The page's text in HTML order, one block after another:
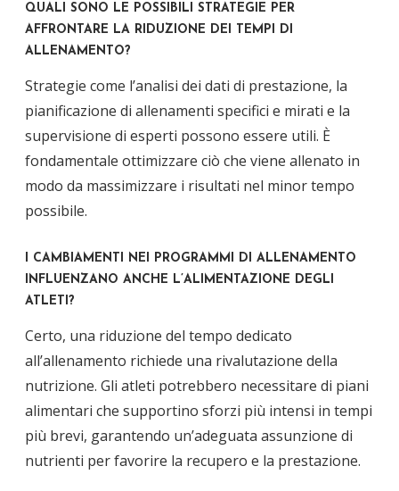
QUALI SONO LE POSSIBILI STRATEGIE PER
AFFRONTARE LA RIDUZIONE DEI TEMPI DI
ALLENAMENTO?
Strategie come l’analisi dei dati di prestazione, la
pianificazione di allenamenti specifici e mirati e la
supervisione di esperti possono essere utili. È
fondamentale ottimizzare ciò che viene allenato in
modo da massimizzare i risultati nel minor tempo
possibile.
I CAMBIAMENTI NEI PROGRAMMI DI ALLENAMENTO
INFLUENZANO ANCHE L’ALIMENTAZIONE DEGLI
ATLETI?
Certo, una riduzione del tempo dedicato
all’allenamento richiede una rivalutazione della
nutrizione. Gli atleti potrebbero necessitare di piani
alimentari che supportino sforzi più intensi in tempi
più brevi, garantendo un’adeguata assunzione di
nutrienti per favorire la recupero e la prestazione.